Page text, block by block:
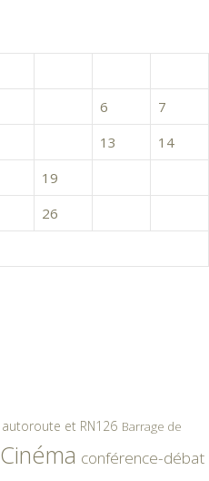
6
7
13
14
19
26
autoroute et RN126 Barrage de
Cinéma conférence-débat